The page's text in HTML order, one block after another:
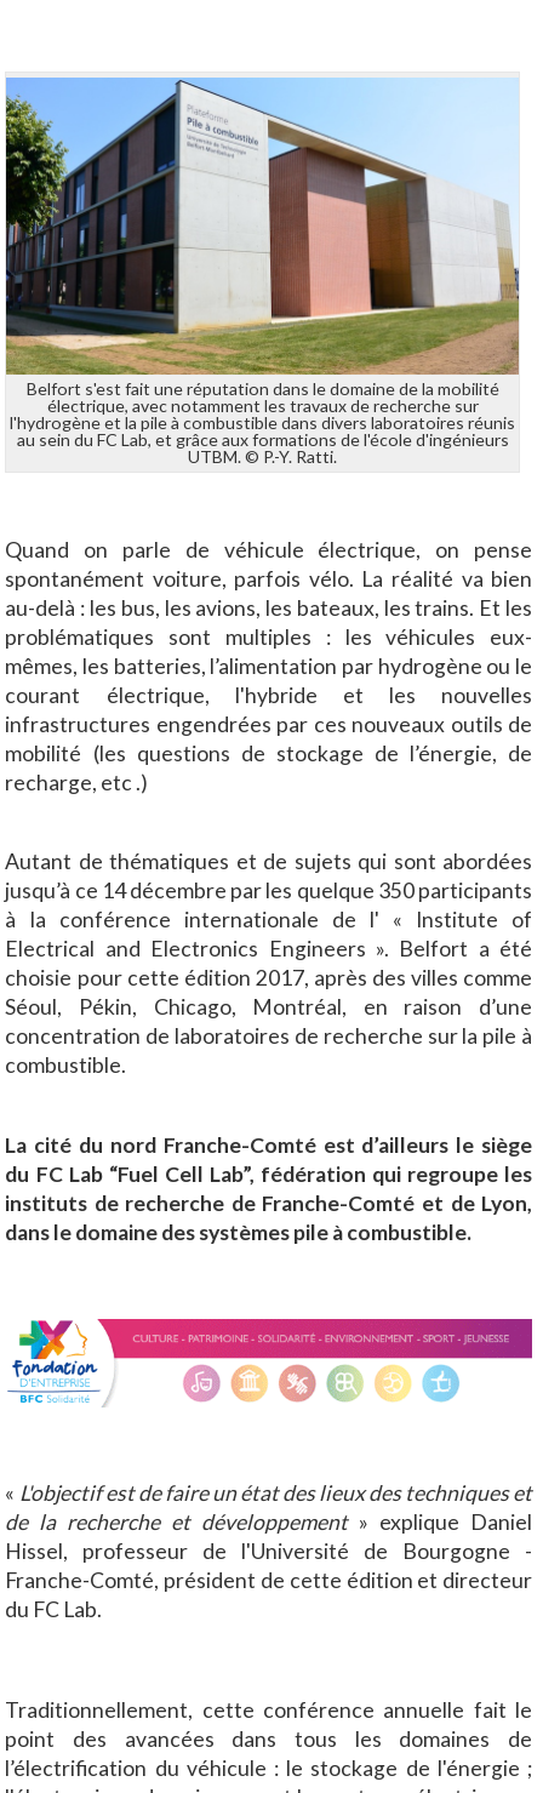
Belfort s'est fait une réputation dans le domaine de la mobilité
électrique, avec notamment les travaux de recherche sur
l'hydrogène et la pile à combustible dans divers laboratoires réunis
au sein du FC Lab, et grâce aux formations de l'école d'ingénieurs
UTBM. © P.-Y. Ratti.
Quand on parle de véhicule électrique, on pense
spontanément voiture, parfois vélo. La réalité va bien
au-delà : les bus, les avions, les bateaux, les trains. Et les
problématiques sont multiples : les véhicules eux-
mêmes, les batteries, l’alimentation par hydrogène ou le
courant électrique, l'hybride et les nouvelles
infrastructures engendrées par ces nouveaux outils de
mobilité (les questions de stockage de l’énergie, de
recharge, etc .)
Autant de thématiques et de sujets qui sont abordées
jusqu’à ce 14 décembre par les quelque 350 participants
à la conférence internationale de l' « Institute of
Electrical and Electronics Engineers ». Belfort a été
choisie pour cette édition 2017, après des villes comme
Séoul, Pékin, Chicago, Montréal, en raison d’une
concentration de laboratoires de recherche sur la pile à
combustible.
La cité du nord Franche-Comté est d’ailleurs le siège
du FC Lab “Fuel Cell Lab”, fédération qui regroupe les
instituts de recherche de Franche-Comté et de Lyon,
dans le domaine des systèmes pile à combustible.
« L'objectif est de faire un état des lieux des techniques et
de la recherche et développement» explique Daniel
Hissel, professeur de l'Université de Bourgogne -
Franche-Comté, président de cette édition et directeur
du FC Lab.
Traditionnellement, cette conférence annuelle fait le
point des avancées dans tous les domaines de
l’électrification du véhicule : le stockage de l'énergie ;